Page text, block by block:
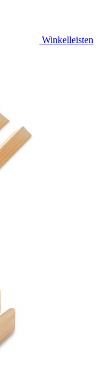
Winkelleisten